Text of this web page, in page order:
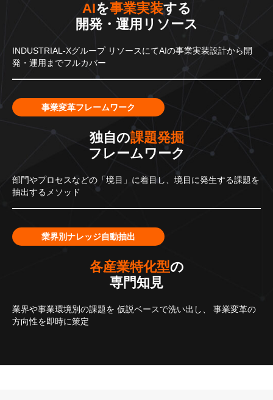
AIを事業実装する
開発・運用リソース
INDUSTRIAL-XグループリソースにてAIの事業実装設計から開
発・運用までフルカバー
事業変革フレームワーク
独自の課題発掘
フレームワーク
部門やプロセスなどの「境目」に着目し、境目に発生する課題を
抽出するメソッド
業界別ナレッジ自動抽出
各産業特化型の
専門知見
業界や事業環境別の課題を 仮説ベースで洗い出し、
事業変革の
方向性を即時に策定